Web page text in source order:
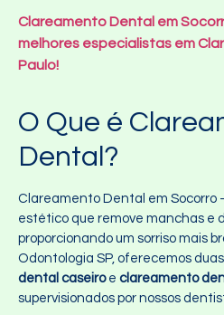
Clareamento Dental em
melhores especialistas em
Paulo!
O Que é
Dental?
Clareamento Dental em Socorro
estético que remove manchas e
proporcionando um sorriso mais
Odontologia SP, oferecemos
dental caseiroe clareamento
supervisionados por nossos